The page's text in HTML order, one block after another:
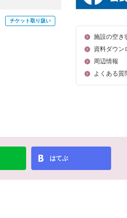
チケット取り扱い
施設の空き
資料ダウン
周辺情報
よくある質
はてぶ